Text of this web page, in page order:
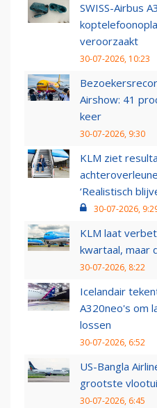
SWISS-Airbus
veroorzaakt
30-07-2026, 10:23
Airshow: 41
keer
30-07-2026, 9:30
KLM ziet
‘Realistisch
30-07-2026,
KLM laat
kwartaal, maar
30-07-2026, 8:22
Icelandair
A320neo's om
lossen
30-07-2026, 6:52
US-Bangla
grootste
30-07-2026, 6:45